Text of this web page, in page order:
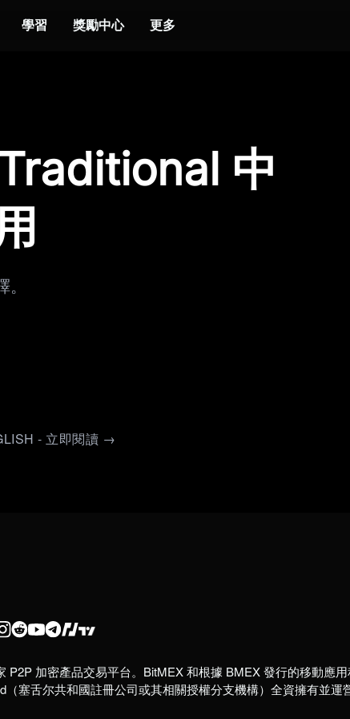
學習 獎勵中心 更多
中
- 立即閱讀 →
P2P 加密產品交易平台。BitMEX 和根據 BMEX 發行的移動應
（塞舌尔共和國註冊公司或其相關授權分支機構）全資擁有並運